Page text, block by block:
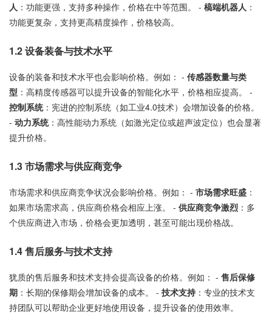
人 ：功能更强，支持多种操作，价格在中等范围。 - 槁端机器人 ：
功能更复杂，支持更高精度操作，价格较高。
1.2设备装备与技术水平
设备的装备和技术水平也会影响价格。例如： - 传感器数量与类
型 ：高精度传感器可以提升设备的智能化水平，价格相应提高。 -
控制系统：宪进的控制系统（如工业4.0技术）会增加设备的价格。
- 动力系统：高性能动力系统（如激光定位或超声波定位）也会显著
提升价格。
1.3市场需求与供应商竞争
市场需求和供应商竞争状况会影响价格。例如： - 市场需求旺盛 ：
如果市场需求高，供应商价格会相应上涨。 - 供应商竞争激烈 ：多
个供应商进入市场，价格会更加透明，甚至可能出现价格战。
1.4售后服务与技术支持
犹质的售后服务和技术支持会提高设备的价格。例如： - 售后保修
期 ：长期的保修期会增加设备的成本。 - 技术支持 ：专业的技术支
持团队可以帮助企业更好地使用设备，提升设备的使用效率。